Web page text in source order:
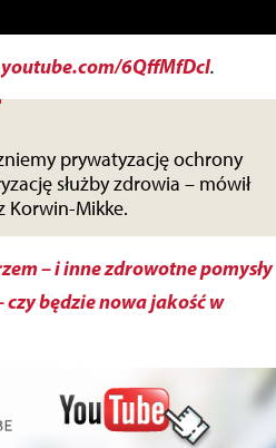
6QffMfDcI.
prywatyzację ochrony
służby zdrowia – mówił
Korwin-Mikke.
– i inne zdrowotne pomysły
czy będzie nowa jakość w